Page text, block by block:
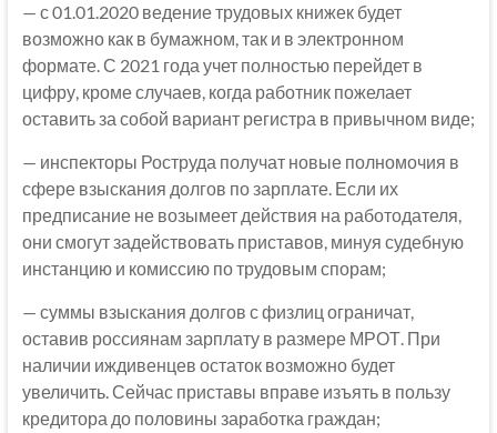
— с 01.01.2020 ведение трудовых книжек будет
возможно как в бумажном, так и в электронном
формате. С 2021 года учет полностью перейдет в
цифру, кроме случаев, когда работник пожелает
оставить за собой вариант регистра в привычном виде;
— инспекторы Роструда получат новые полномочия в
сфере взыскания долгов по зарплате. Если их
предписание не возымеет действия на работодателя,
они смогут задействовать приставов, минуя судебную
инстанцию и комиссию по трудовым спорам;
— суммы взыскания долгов с физлиц ограничат,
оставив россиянам зарплату в размере МРОТ. При
наличии иждивенцев остаток возможно будет
увеличить. Сейчас приставы вправе изъять в пользу
кредитора до половины заработка граждан;